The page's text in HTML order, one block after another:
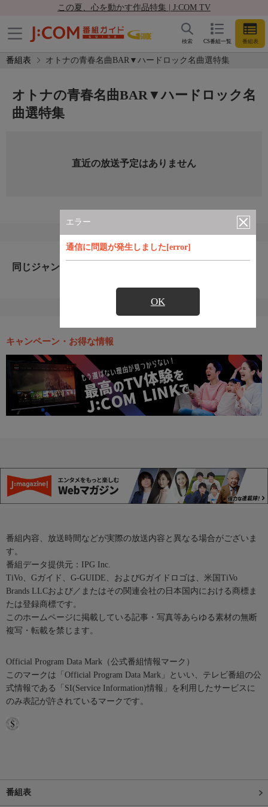
この夏、心を動かす作品特集 | J:COM TV
CS番組一覧 番組表
検索
番組表 オトナの青春名曲BAR▼ハードロック名曲選特集
エラー
通信に問題が発生しました[error]
OK
オトナの青春名曲BAR▼ハードロック名
曲選特集
直近の放送予定はありません
同じジャンルのおすすめ番組
キャンペーン・お得な情報
番組内容、放送時間などが実際の放送内容と異なる場合がございま
す。
番組データ提供元：IPG Inc.
TiVo、Gガイド、G-GUIDE、およびGガイドロゴは、米国TiVo
Brands LLCおよび／またはその関連会社の日本国内における商標ま
たは登録商標です。
このホームページに掲載している記事・写真等あらゆる素材の無断
複写・転載を禁じます。
Official Program Data Mark（公式番組情報マーク）
このマークは「Official Program Data Mark」といい、テレビ番組の公
式情報である「SI(Service Information)情報」を利用したサービスに
のみ表記が許されているマークです。
番組表